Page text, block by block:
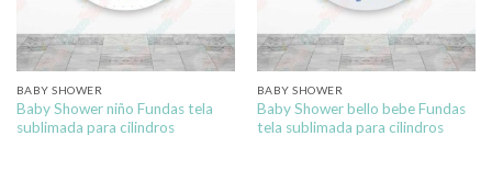
BABY SHOWER
Baby Shower niño Fundas tela
sublimada para cilindros
BABY SHOWER
Baby Shower bello bebe Fundas
tela sublimada para cilindros